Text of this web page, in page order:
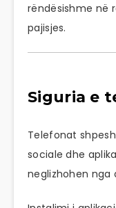
rëndësishme në
pajisjes.
Siguria e
Telefonat
sociale dhe
neglizhohen nga